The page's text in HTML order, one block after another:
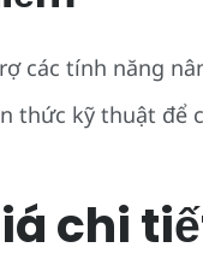
các tính năng
thức kỹ thuật để
chi